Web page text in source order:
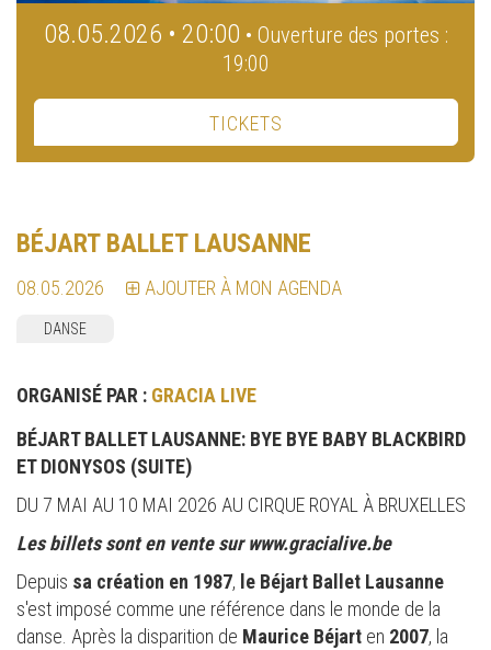
08.05.2026 • 20:00 • Ouverture des portes :
19:00
TICKETS
BÉJART BALLET LAUSANNE
08.05.2026 AJOUTER À MON AGENDA
DANSE
ORGANISÉ PAR : GRACIA LIVE
BÉJART BALLET LAUSANNE: BYE BYE BABY BLACKBIRD
ET DIONYSOS (SUITE)
DU 7 MAI AU 10 MAI 2026 AU CIRQUE ROYAL À BRUXELLES
Les billets sont en vente sur www.gracialive.be
Depuis sa création en 1987, le Béjart Ballet Lausanne
s'est imposé comme une référence dans le monde de la
danse. Après la disparition de Maurice Béjart en 2007, la